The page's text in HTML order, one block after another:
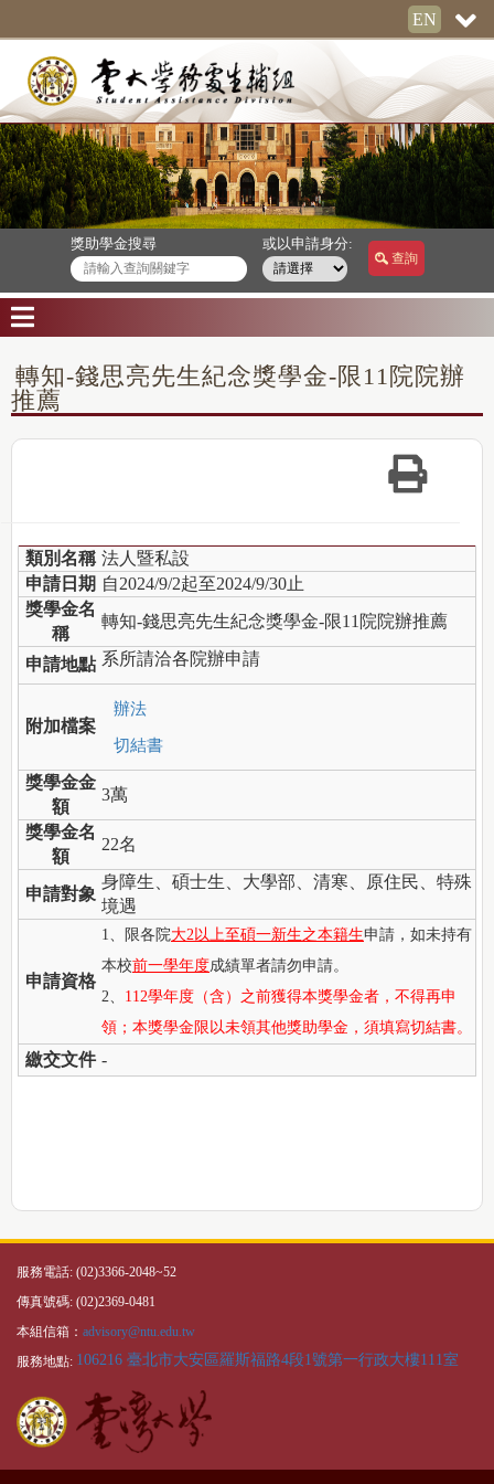
EN
獎助學金搜尋 或以申請身分:
查詢
轉知-錢思亮先生紀念獎學金-限11院院辦
推薦
類別名稱 法人暨私設
申請日期 自2024/9/2起至2024/9/30止
獎學金名
稱
轉知-錢思亮先生紀念獎學金-限11院院辦推薦
申請地點 系所請洽各院辦申請
附加檔案
辦法
切結書
獎學金金
額
3萬
獎學金名
額
22名
申請對象
身障生、碩士生、大學部、清寒、原住民、特殊
境遇
申請資格
1、限各院大2以上至碩一新生之本籍生申請，如未持有
本校前一學年度成績單者請勿申請。
2、 112學年度（含）之前獲得本獎學金者，不得再申
領；本獎學金限以未領其他獎助學金，須填寫切結書。
繳交文件 -
服務電話: (02)3366-2048~52
傳真號碼: (02)2369-0481
本組信箱： advisory@ntu.edu.tw
服務地點: 106216 臺北市大安區羅斯福路4段1號第一行政大樓111室